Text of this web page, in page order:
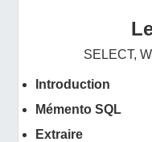
SELECT,
Introduction
Mémento SQL
Extraire